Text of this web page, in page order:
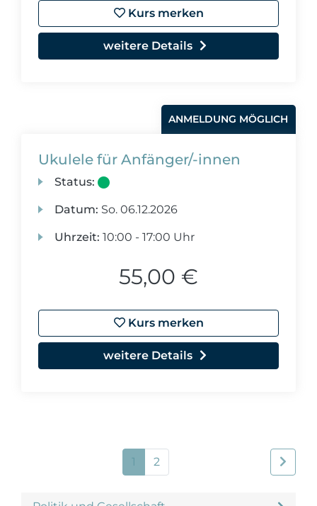
Kurs merken
weitere Details
ANMELDUNG MÖGLICH
Ukulele für Anfänger/-innen
Status:
Datum: So. 06.12.2026
Uhrzeit: 10:00 - 17:00 Uhr
55,00 €
Kurs merken
weitere Details
1 2